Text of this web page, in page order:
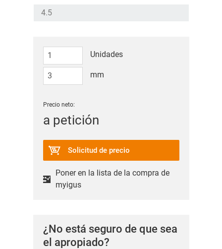
Unidades
mm
Precio neto:
a petición
Solicitud de precio
Poner en la lista de la compra de
myigus
¿No está seguro de que sea
el apropiado?